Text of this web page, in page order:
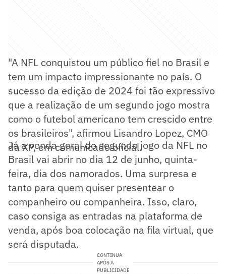
"A NFL conquistou um público fiel no Brasil e
tem um impacto impressionante no país. O
sucesso da edição de 2024 foi tão expressivo
que a realização de um segundo jogo mostra
como o futebol americano tem crescido entre
os brasileiros", afirmou Lisandro Lopez, CMO
da XP, em comunicado oficial.
Já a venda geral do segundo jogo da NFL no
Brasil vai abrir no dia 12 de junho, quinta-
feira, dia dos namorados. Uma surpresa e
tanto para quem quiser presentear o
companheiro ou companheira. Isso, claro,
caso consiga as entradas na plataforma de
venda, após boa colocação na fila virtual, que
será disputada.
CONTINUA
APÓS A
PUBLICIDADE